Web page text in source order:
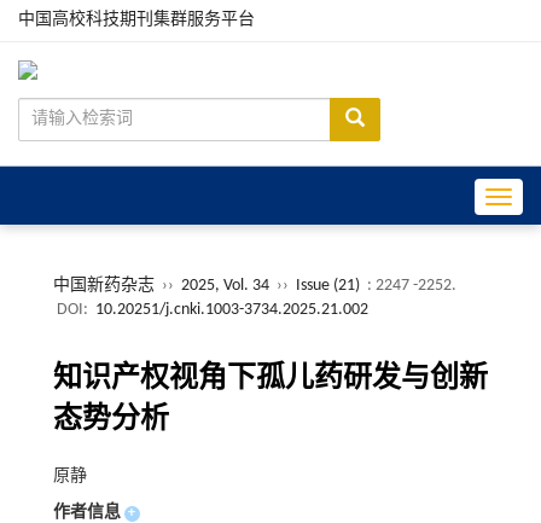
中国高校科技期刊集群服务平台
中国新药杂志 ›› 2025, Vol. 34 ›› Issue (21) : 2247 -2252.
DOI: 10.20251/j.cnki.1003-3734.2025.21.002
知识产权视角下孤儿药研发与创新
态势分析
原静
作者信息 +